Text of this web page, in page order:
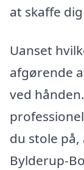
at skaffe
Uanset
afgørende
ved
du stole på,
Bylderup-